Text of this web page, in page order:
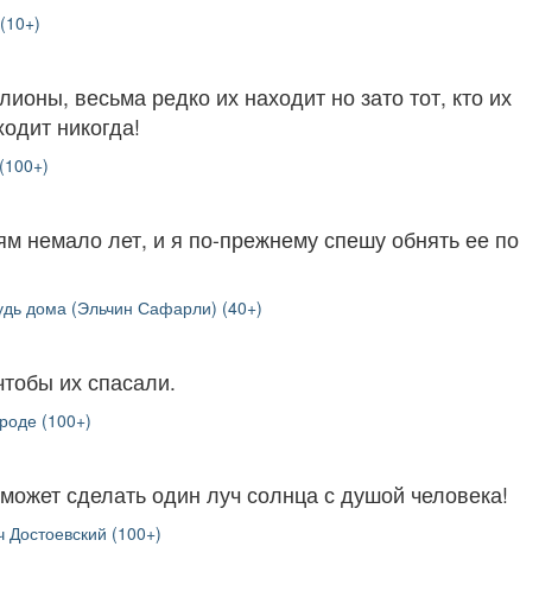
весьма редко их находит но зато тот, кто их
никогда!
немало лет, и я по-прежнему спешу обнять ее по
дома (Эльчин Сафарли) (40+)
их спасали.
(100+)
сделать один луч солнца с душой человека!
(100+)